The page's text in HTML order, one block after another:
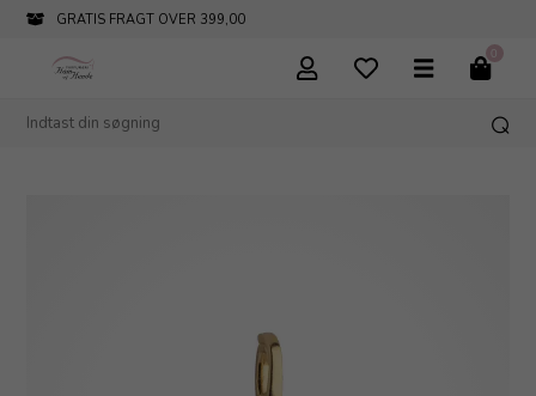
GRATIS FRAGT OVER 399,00
0